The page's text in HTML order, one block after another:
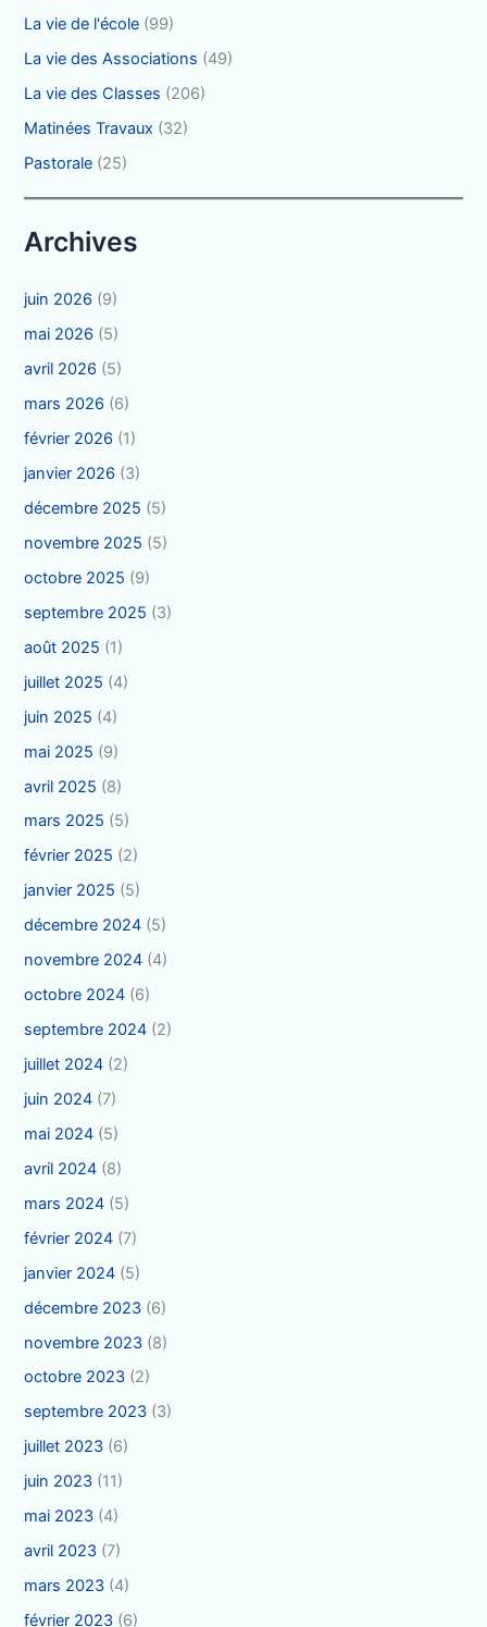
La vie de l'école (99)
La vie des Associations (49)
La vie des Classes (206)
Matinées Travaux (32)
Pastorale (25)
Archives
juin 2026 (9)
mai 2026 (5)
avril 2026 (5)
mars 2026 (6)
février 2026 (1)
janvier 2026 (3)
décembre 2025 (5)
novembre 2025 (5)
octobre 2025 (9)
septembre 2025 (3)
août 2025 (1)
juillet 2025 (4)
juin 2025 (4)
mai 2025 (9)
avril 2025 (8)
mars 2025 (5)
février 2025 (2)
janvier 2025 (5)
décembre 2024 (5)
novembre 2024 (4)
octobre 2024 (6)
septembre 2024 (2)
juillet 2024 (2)
juin 2024 (7)
mai 2024 (5)
avril 2024 (8)
mars 2024 (5)
février 2024 (7)
janvier 2024 (5)
décembre 2023 (6)
novembre 2023 (8)
octobre 2023 (2)
septembre 2023 (3)
juillet 2023 (6)
juin 2023 (11)
mai 2023 (4)
avril 2023 (7)
mars 2023 (4)
février 2023 (6)